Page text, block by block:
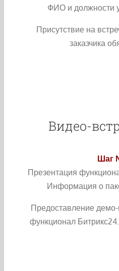
ФИО и должности
Присутствие на
заказчика
Видео-
Шаг
Презентация
Информация о
Предоставление
функционал